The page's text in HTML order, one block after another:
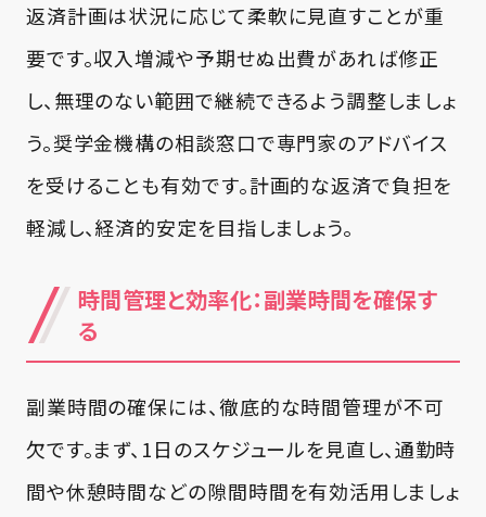
返済計画は状況に応じて柔軟に見直すことが重
要です。収入増減や予期せぬ出費があれば修正
し、無理のない範囲で継続できるよう調整しましょ
う。奨学金機構の相談窓口で専門家のアドバイス
を受けることも有効です。計画的な返済で負担を
軽減し、経済的安定を目指しましょう。
時間管理と効率化：副業時間を確保す
る
副業時間の確保には、徹底的な時間管理が不可
欠です。まず、1日のスケジュールを見直し、通勤時
間や休憩時間などの隙間時間を有効活用しましょ